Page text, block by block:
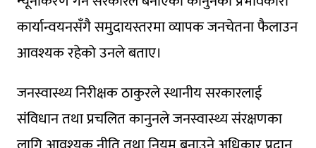
कार्यान्वयनसँगै समुदायस्तरमा व्यापक जनचेतना फैलाउन
आवश्यक रहेको उनले बताए।
जनस्वास्थ्य निरीक्षक ठाकुरले स्थानीय सरकारलाई
संविधान तथा प्रचलित कानुनले जनस्वास्थ्य संरक्षणका